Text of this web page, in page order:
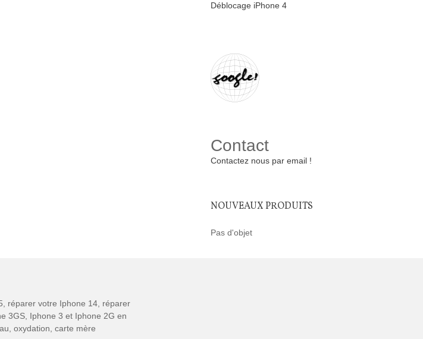
Déblocage iPhone 4
Contact
Contactez nous par email !
NOUVEAUX PRODUITS
Pas d'objet
réparer votre Iphone 14, réparer
3GS, Iphone 3 et Iphone 2G en
oxydation, carte mère